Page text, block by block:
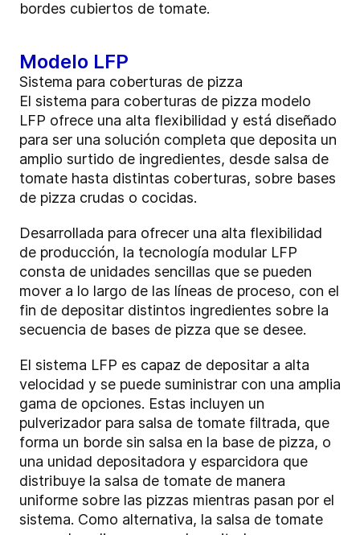
bordes cubiertos de tomate.
Modelo LFP
Sistema para coberturas de pizza
El sistema para coberturas de pizza modelo
LFP ofrece una alta flexibilidad y está diseñado
para ser una solución completa que deposita un
amplio surtido de ingredientes, desde salsa de
tomate hasta distintas coberturas, sobre bases
de pizza crudas o cocidas.
Desarrollada para ofrecer una alta flexibilidad
de producción, la tecnología modular LFP
consta de unidades sencillas que se pueden
mover a lo largo de las líneas de proceso, con el
fin de depositar distintos ingredientes sobre la
secuencia de bases de pizza que se desee.
El sistema LFP es capaz de depositar a alta
velocidad y se puede suministrar con una amplia
gama de opciones. Estas incluyen un
pulverizador para salsa de tomate filtrada, que
forma un borde sin salsa en la base de pizza, o
una unidad depositadora y esparcidora que
distribuye la salsa de tomate de manera
uniforme sobre las pizzas mientras pasan por el
sistema. Como alternativa, la salsa de tomate